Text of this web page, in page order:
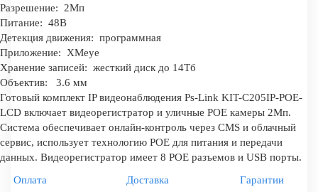
Разрешение:
2Мп
Питание: 48В
Детекция движения: программная
Приложение:
XMeye
Хранение записей: жесткий диск до 14Тб
Объектив:
3.6 мм
Готовый комплект IP видеонаблюдения Ps-Link KIT-C205IP-POE-
LCD включает видеорегистратор и уличные POE камеры 2Мп.
Система обеспечивает онлайн-контроль через CMS и облачный
сервис, использует технологию POE для питания и передачи
данных. Видеорегистратор имеет 8 POE разъемов и USB порты.
Оплата
Доставка
Гарантии